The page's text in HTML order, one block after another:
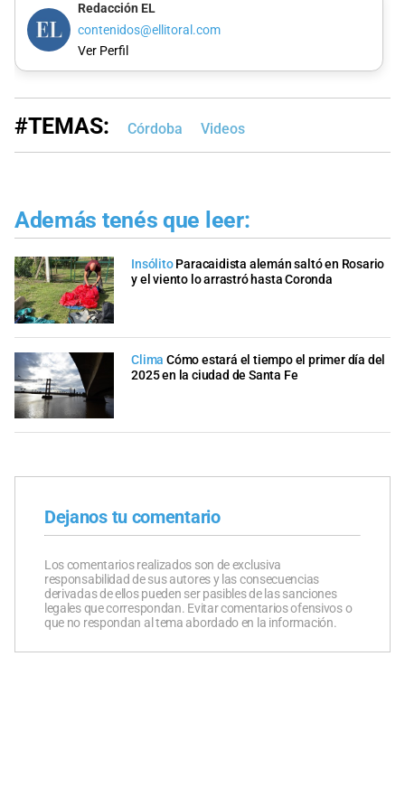
Redacción EL
contenidos@ellitoral.com
Ver Perfil
#TEMAS: Córdoba Videos
Además tenés que leer:
Insólito Paracaidista alemán saltó en Rosario
y el viento lo arrastró hasta Coronda
Clima Cómo estará el tiempo el primer día del
2025 en la ciudad de Santa Fe
Dejanos tu comentario
Los comentarios realizados son de exclusiva
responsabilidad de sus autores y las consecuencias
derivadas de ellos pueden ser pasibles de las sanciones
legales que correspondan. Evitar comentarios ofensivos o
que no respondan al tema abordado en la información.